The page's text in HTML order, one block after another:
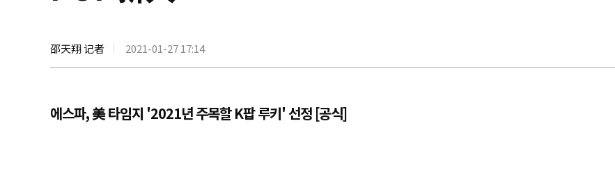
邵天翔 记者 2021-01-27 17:14
에스파, 美 타임지 '2021년 주목할 K팝 루키' 선정 [공식]